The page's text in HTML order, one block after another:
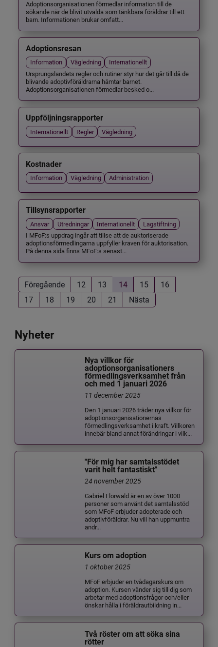
Adoptionsorganisationen förmedlar information till de
sökande när de blivit utvalda som tänkbara föräldrar till ett
barn. Informationen brukar omfatt...
Adoptionsresan
Information Vägledning
Internationellt
Ursprungslandets regler och rutiner styr hur det går till då de
blivande adoptivföräldrarna hämtar barnet.
Adoptionsorganisationen förmedlar besked o...
Uppföljningsrapporter
Internationellt Regler Vägledning
Kostnader
Information Vägledning Administration
Tillsynsrapporter
Ansvar Utredningar Internationellt
Lagstiftning
I MFoF:s uppdrag ingår att tillse att de auktoriserade
adoptionsförmedlingarna uppfyller kraven för auktorisation.
På denna sida finns MFoF:s senast...
Föregående 12 13 14 15
16
17
18 19 20 21 Nästa
Nyheter
Nya villkor för
adoptionsorganisationers
förmedlingsverksamhet från
och med 1 januari 2026
11 december 2025
Den 1 januari 2026 träder nya villkor för
adoptionsorganisationernas
förmedlingsverksamhet i kraft. Villkoren
innebär bland annat förändringar i vilk...
"För mig har samtalsstödet
varit helt fantastiskt"
24 november 2025
Gabriel Florwald är en av över 1000
personer som använt det samtalsstöd
som MFoF erbjuder adopterade och
adoptivföräldrar. Nu vill han uppmuntra
andr...
Kurs om adoption
1 oktober 2025
MFoF erbjuder en tvådagarskurs om
adoption. Kursen vänder sig till dig som
arbetar med adoptionsfrågor och/eller
önskar hålla i föräldrautbildning in...
Två röster om att söka sina
rötter